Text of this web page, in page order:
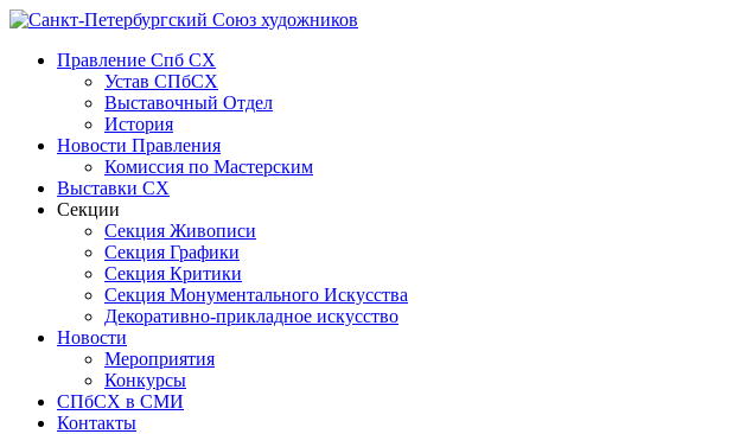
Правление Спб СХ
Устав СПбСХ
Выставочный Отдел
История
Новости Правления
Комиссия по Мастерским
Выставки СХ
Секции
Секция Живописи
Секция Графики
Секция Критики
Секция Монументального Искусства
Декоративно-прикладное искусство
Новости
Мероприятия
Конкурсы
СПбСХ в СМИ
Контакты